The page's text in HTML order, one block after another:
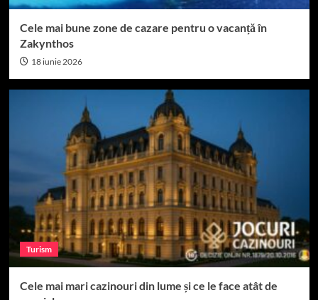
Cele mai bune zone de cazare pentru o vacanță în
Zakynthos
18 iunie 2026
Turism
Cele mai mari cazinouri din lume și ce le face atât de